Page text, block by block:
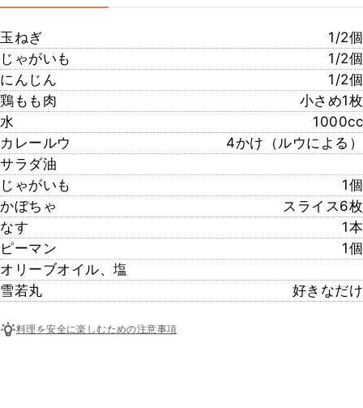
玉ねぎ
1/2個
じゃがいも
1/2個
にんじん
1/2個
鶏もも肉
小さめ1枚
水
1000cc
カレールウ
4かけ（ルウによる）
サラダ油
じゃがいも
1個
かぼちゃ
スライス6枚
なす
1本
ピーマン
1個
オリーブオイル、塩
雪若丸
好きなだけ
料理を安全に楽しむための注意事項